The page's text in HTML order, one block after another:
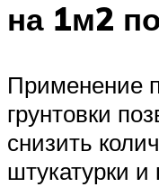
на 1м2
Применение
грунтовки
снизить
штукатурки и